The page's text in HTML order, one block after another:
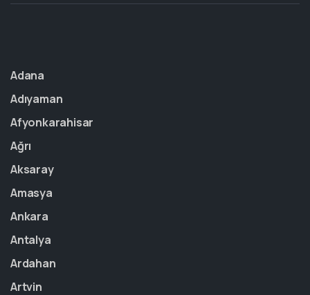
Adana
Adıyaman
Afyonkarahisar
Ağrı
Aksaray
Amasya
Ankara
Antalya
Ardahan
Artvin